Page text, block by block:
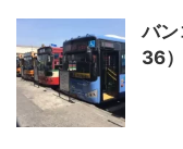
バ
36）